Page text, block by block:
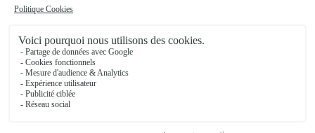
07/01/2026
★ ★ ★ ★ ★
Très facile
Très facile